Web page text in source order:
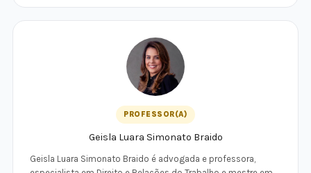
PROFESSOR(A)
Geisla Luara Simonato Braido
Geisla Luara Simonato Braido é advogada e professora,